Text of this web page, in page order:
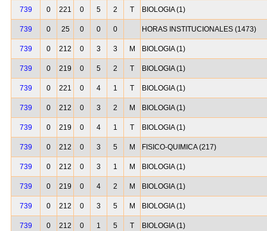
739 0 221 0 5 2 T BIOLOGIA (1)
739 0 25 0 0 0 HORAS INSTITUCIONALES (1473)
739 0 212 0 3 3 M BIOLOGIA (1)
739 0 219 0 5 2 T BIOLOGIA (1)
739 0 221 0 4 1 T BIOLOGIA (1)
739 0 212 0 3 2 M BIOLOGIA (1)
739 0 219 0 4 1 T BIOLOGIA (1)
739 0 212 0 3 5 M FISICO-QUIMICA (217)
739 0 212 0 3 1 M BIOLOGIA (1)
739 0 219 0 4 2 M BIOLOGIA (1)
739 0 212 0 3 5 M BIOLOGIA (1)
739 0 212 0 1 5 T BIOLOGIA (1)